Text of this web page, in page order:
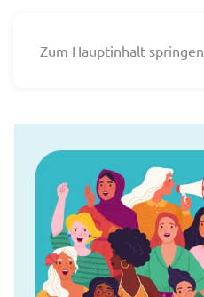
Zum Hauptinhalt springen